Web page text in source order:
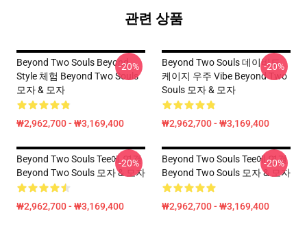
관련 상품
Beyond Two Souls Beyond
Style 체험 Beyond Two Souls
모자 & 모자
₩2,962,700 - ₩3,169,400
-20%
Beyond Two Souls 데이비드
케이지 우주 Vibe Beyond Two
Souls 모자 & 모자
₩2,962,700 - ₩3,169,400
-20%
Beyond Two Souls Tee에 연결
Beyond Two Souls 모자 & 모자
₩2,962,700 - ₩3,169,400
-20%
Beyond Two Souls Tee에 연결
Beyond Two Souls 모자 & 모자
₩2,962,700 - ₩3,169,400
-20%